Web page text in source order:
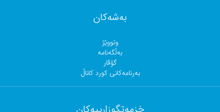
بەشەکان
وتووێژ
بەڵگەنامە
گۆڤار
بەرنامەکانی کورد کاناڵ